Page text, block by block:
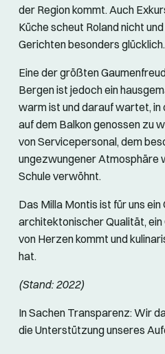
der Region kommt. Auch
Küche scheut Roland nicht
Gerichten besonders glücklich.
Eine der größten
Bergen ist jedoch ein
warm ist und darauf wartet,
auf dem Balkon genossen zu
von Servicepersonal, dem
ungezwungener Atmosphäre
Schule verwöhnt.
Das Milla Montis ist für uns
architektonischer Qualität,
von Herzen kommt und
hat.
(Stand: 2022)
In Sachen Transparenz: Wir
die Unterstützung unseres